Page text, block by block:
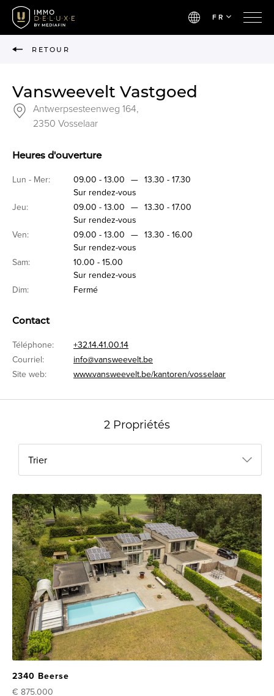
FR
RETOUR
Vansweevelt Vastgoed
Antwerpsesteenweg 164,
2350 Vosselaar
Heures d'ouverture
Lun - Mer: 09.00 - 13.00 — 13.30 - 17.30
Sur rendez-vous
Jeu:
09.00 - 13.00 — 13.30 - 17.00
Sur rendez-vous
Ven:
09.00 - 13.00 — 13.30 - 16.00
Sur rendez-vous
Sam:
10.00 - 15.00
Sur rendez-vous
Dim:
Fermé
Contact
Téléphone:
+32.14.41.00.14
Courriel:
info@vansweevelt.be
Site web:
www.vansweevelt.be/kantoren/vosselaar
2 Propriétés
Trier
2340 Beerse
€ 875.000